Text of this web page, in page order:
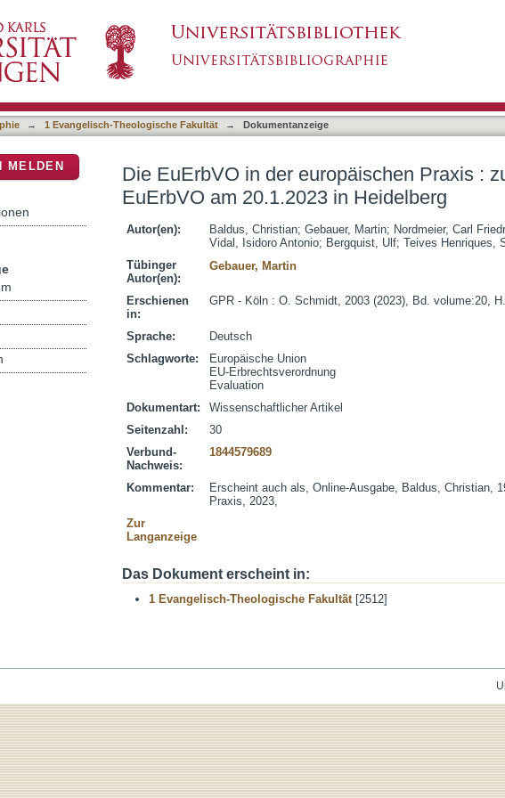
→ 1 Evangelisch-Theologische Fakultät → Dokumentanzeige
Die EuErbVO in der europäischen Praxis :
EuErbVO am 20.1.2023 in Heidelberg
Autor(en): Baldus, Christian; Gebauer, Martin; Nordmeier, Carl
Vidal, Isidoro Antonio; Bergquist, Ulf; Teives Henriques,
Tübinger
Autor(en):
Gebauer, Martin
Erschienen
in:
GPR - Köln : O. Schmidt, 2003 (2023), Bd. volume:20,
Sprache:
Deutsch
Schlagworte:
Europäische Union
EU-Erbrechtsverordnung
Evaluation
Dokumentart:
Wissenschaftlicher Artikel
Seitenzahl:
30
Verbund-
Nachweis:
1844579689
Kommentar:
Erscheint auch als, Online-Ausgabe, Baldus, Christian,
Praxis, 2023,
Zur
Langanzeige
Das Dokument erscheint in:
1 Evangelisch-Theologische Fakultät[2512]
MELDEN